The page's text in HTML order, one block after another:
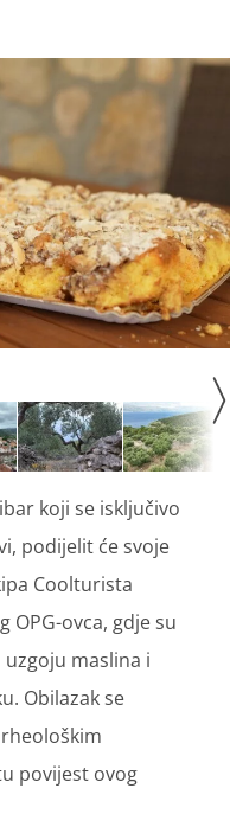
koji se isključivo
podijelit će svoje
Coolturista
OPG-ovca, gdje su
maslina i
Obilazak se
povijest ovog